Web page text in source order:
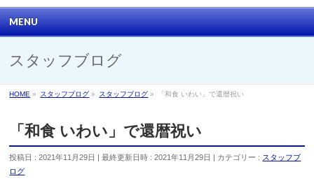
MENU
スタッフブログ
HOME » スタッフブログ » スタッフブログ » 「和食 いわい」で還暦祝い
「和食 いわい」で還暦祝い
投稿日 : 2021年11月29日 最終更新日時 : 2021年11月29日 カテゴリー : スタッフブ
ログ